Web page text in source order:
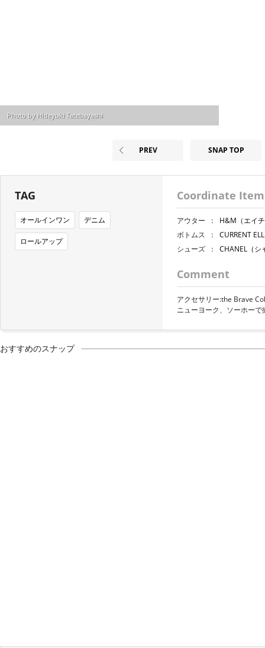
Photo by Hideyuki Tatebayashi
PREV SNAP TOP
TAG
オールインワン デニム
ロールアップ
Coordinate Item
アウター ：
H&M（エイ
ボトムス
：
CURRENT
シューズ
： CHANEL（シ
Comment
アクセサリー:the Brave
ニューヨーク、ソーホーで
おすすめのスナップ